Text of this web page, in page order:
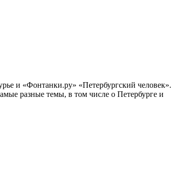
и «Фонтанки.ру» «Петербургский человек».
разные темы, в том числе о Петербурге и